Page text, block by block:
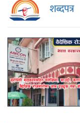
शब्दपत्र